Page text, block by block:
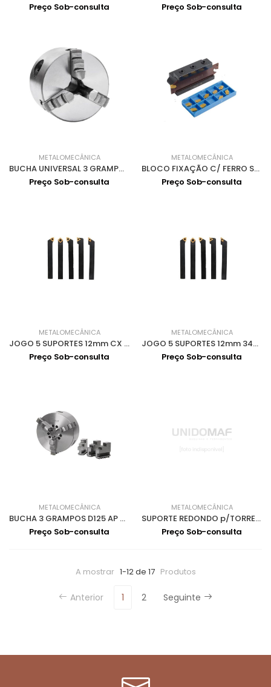
Preço Sob-consulta
Preço Sob-consulta
METALOMECÂNICA
BUCHA UNIVERSAL 3 GRAMPOS D80 3440287
Preço Sob-consulta
METALOMECÂNICA
BLOCO FIXAÇÃO C/ FERRO SANGRAR E PASTILHAS KIT 20-05
Preço Sob-consulta
METALOMECÂNICA
JOGO 5 SUPORTES 12mm CX ALUMINIO 3441666
Preço Sob-consulta
METALOMECÂNICA
JOGO 5 SUPORTES 12mm 3441212
Preço Sob-consulta
METALOMECÂNICA
BUCHA 3 GRAMPOS D125 AP CENTRAL 3442712
Preço Sob-consulta
METALOMECÂNICA
SUPORTE REDONDO p/TORRETA 3384306
Preço Sob-consulta
A mostrar 1-12 de 17 Produtos
Anterior 1 2 Seguinte